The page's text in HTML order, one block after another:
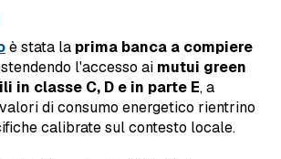
è stata la prima banca a compiere
l'accesso ai mutui green
in classe C, D e in parte E, a
di consumo energetico rientrino
calibrate sul contesto locale.